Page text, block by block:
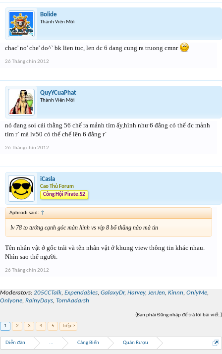
Bolide
Thành Viên Mới
chac' no' che' do^` bk lien tuc, len dc 6 dang cung ra truong cmnr
26 Tháng chín 2012
QuyYCuaPhat
Thành Viên Mới
nó đang soi cái thằng 56 chế ra mảnh tím ấy,hình như 6 đẳng có thể đc mảnh
tím r` mà lv50 có thể chế lên 6 đẳng r`
26 Tháng chín 2012
iCasla
Cao Thủ Forum
Công Hội Pirate.S2
Aphrodi said: ↑
lv 78 to tướng cạnh góc màn hình vs vip 8 bố thằng nào mà tin
Tên nhân vật ở gốc trái và tên nhân vật ở khung view thông tin khác nhau.
Nhìn sao thế người.
26 Tháng chín 2012
Moderators: 205CCTalk, Expendables, GalaxyDr, Harvey, JenJen, Kinnn, OnlyMe,
Onlyone, RainyDays, TomAadarsh
(Bạn phải Đăng nhập để trả lời bài viết.)
1
2 3 4 5 Tiếp >
Diễn đàn ... Cảng Biển Quán Rượu